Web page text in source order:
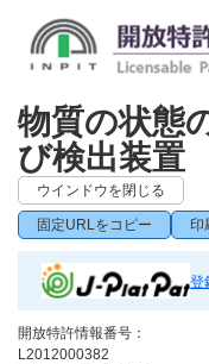
物質の状態
び検出装置
ウインドウを閉じる
固定URLをコピー 印
登
開放特許情報番号：
L2012000382